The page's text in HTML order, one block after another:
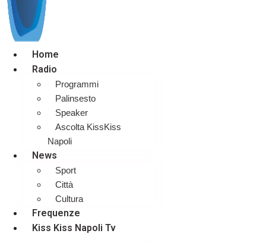
Home
Radio
Programmi
Palinsesto
Speaker
Ascolta KissKiss
Napoli
News
Sport
Città
Cultura
Frequenze
Kiss Kiss Napoli Tv